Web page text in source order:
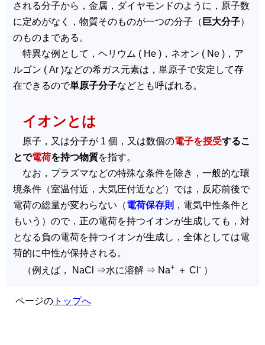
される分子から，金属，ダイヤモンドのように，原子数
に定めがなく，物質そのものが一つの分子（ 巨大分子）
のものまである。
特異な例として，ヘリウム ( He )，ネオン ( Ne )，ア
ルゴン ( Ar )などの希ガス元素は，単原子で安定して存
在できるので単原子分子などとも呼ばれる。
イオンとは
原子，又は分子が 1 個，又は数個の電子を授受するこ
とで電荷を持つ物質を指す。
なお，プラズマなどの特殊な条件を除き，一般的な環
境条件（室温付近，大気圧付近など）では，反応前後で
電荷の総量が変わらない（電荷保存則 ，電気中性条件と
もいう）ので，正の電荷を持つイオンが生成しても，対
となる負の電荷を持つイオンが生成し，全体としては電
荷的に中性が保持される。
（例えば， NaCl ⇒水に溶解 ⇒ Na+ ＋ Cl - ）
ページの トップへ